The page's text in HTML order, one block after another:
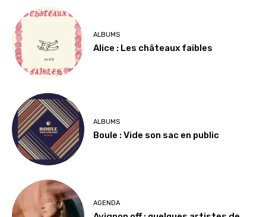
ALBUMS
Alice : Les châteaux faibles
ALBUMS
Boule : Vide son sac en public
AGENDA